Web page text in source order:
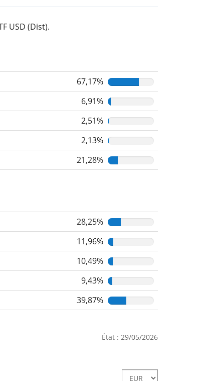
USD (Dist).
67,17%
6,91%
2,51%
2,13%
21,28%
28,25%
11,96%
10,49%
9,43%
39,87%
État : 29/05/2026